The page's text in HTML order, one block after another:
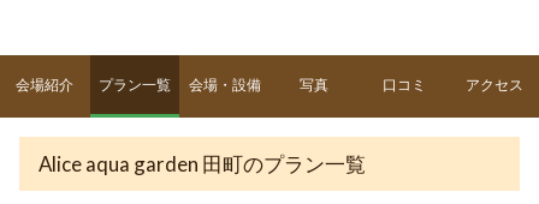
会場紹介 プラン一覧 会場・設備 写真 口コミ アクセス
Alice aqua garden 田町のプラン一覧